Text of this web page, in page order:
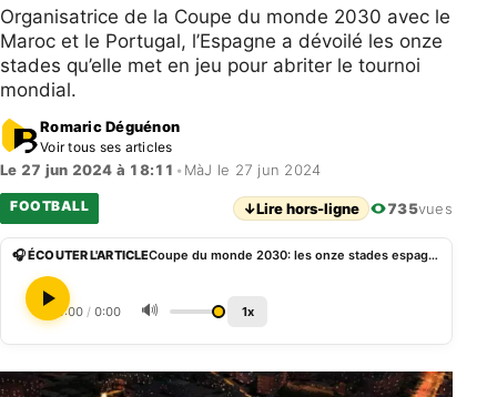
Organisatrice de la Coupe du monde 2030 avec le
Maroc et le Portugal, l’Espagne a dévoilé les onze
stades qu’elle met en jeu pour abriter le tournoi
mondial.
Romaric Déguénon
Voir tous ses articles
Le 27 jun 2024 à 18:11 • MàJ le 27 jun 2024
FOOTBALL ↓Lire hors-ligne 735vues
🎧 ÉCOUTER L'ARTICLE Coupe du monde 2030: les onze stades espagnols dévoilés
0:00 / 0:00 🔊 1x